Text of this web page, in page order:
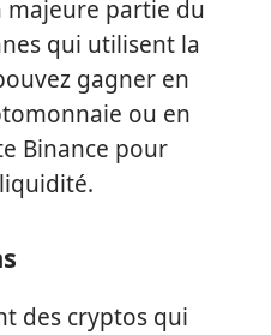
majeure partie du
qui utilisent la
gagner en
ou en
Binance pour
des cryptos qui